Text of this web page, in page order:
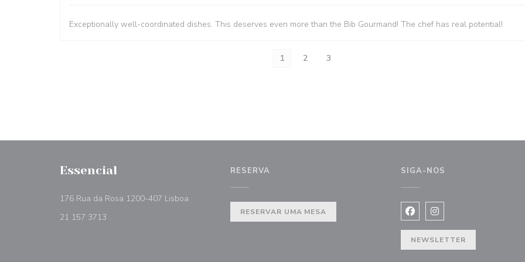
Exceptionally well-coordinated dishes. This deserves even more than the Bib Gourmand! The chef has real potential!
1 2 3
Essencial
176 Rua da Rosa 1200-407 Lisboa
21 157 3713
RESERVA
RESERVAR UMA MESA
SIGA-NOS
Facebook ((abre numa nova
Instagram ((abre numa
NEWSLETTER